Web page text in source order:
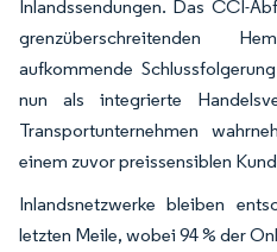
Inlandssendungen. Das CCI-
grenzüberschreitenden
aufkommende
nun als integrierte
Transportunternehmen
einem zuvor preissensiblen
Inlandsnetzwerke bleiben
letzten Meile, wobei 94 % der